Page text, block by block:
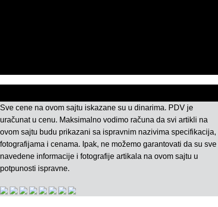
Sve cene na ovom sajtu iskazane su u dinarima. PDV je
uračunat u cenu. Maksimalno vodimo računa da svi artikli na
ovom sajtu budu prikazani sa ispravnim nazivima specifikacija,
fotografijama i cenama. Ipak, ne možemo garantovati da su sve
navedene informacije i fotografije artikala na ovom sajtu u
potpunosti ispravne.